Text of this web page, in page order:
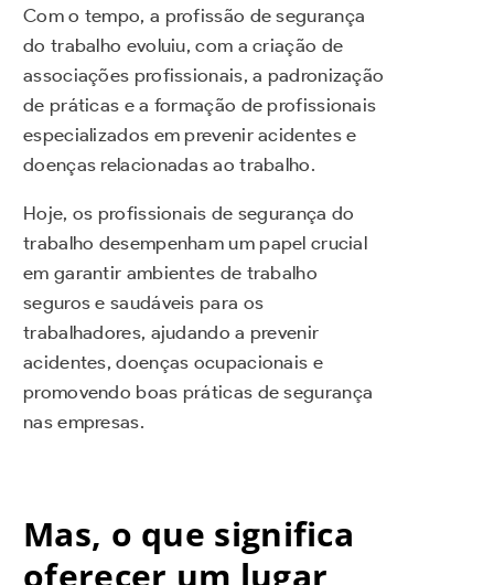
Com o tempo, a profissão de segurança
do trabalho evoluiu, com a criação de
associações profissionais, a padronização
de práticas e a formação de profissionais
especializados em prevenir acidentes e
doenças relacionadas ao trabalho.
Hoje, os profissionais de segurança do
trabalho desempenham um papel crucial
em garantir ambientes de trabalho
seguros e saudáveis para os
trabalhadores, ajudando a prevenir
acidentes, doenças ocupacionais e
promovendo boas práticas de segurança
nas empresas.
Mas, o que significa
oferecer um lugar